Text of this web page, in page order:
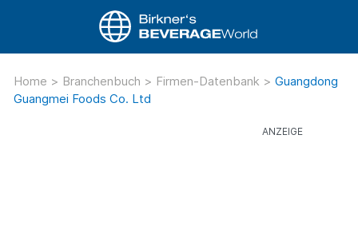
Home > Branchenbuch > Firmen-Datenbank > Guangdong
Guangmei Foods Co. Ltd